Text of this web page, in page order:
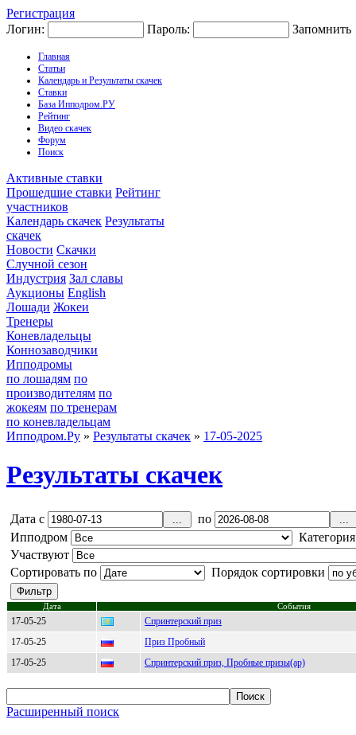
Регистрация
Логин:
Пароль: Запомнить
Главная
Статьи
Календарь и Результаты скачек
Ставки
База Ипподром.РУ
Рейтинг
Видео скачек
Форум
Поиск
Активные ставки
Прошедшие ставки Рейтинг
участников
Календарь скачек Результаты
скачек
Новости Скачки
Случной сезон
Индустрия Зал славы
Аукционы English
Лошади Жокеи
Тренеры
Коневладельцы
Коннозаводчики
Ипподромы
по лошадям по
производителям по
жокеям по тренерам
по коневладельцам
Ипподром.Ру » Результаты скачек » 17-05-2025
Результаты скачек
Дата с
по
Ипподром
Участвуют
Сортировать по
Порядок сортировки
Дата События
17-05-25
Спринтерский приз
17-05-25
Приз Пробный
17-05-25
Спринтерский приз, Пробные призы(ар)
Расширенный поиск